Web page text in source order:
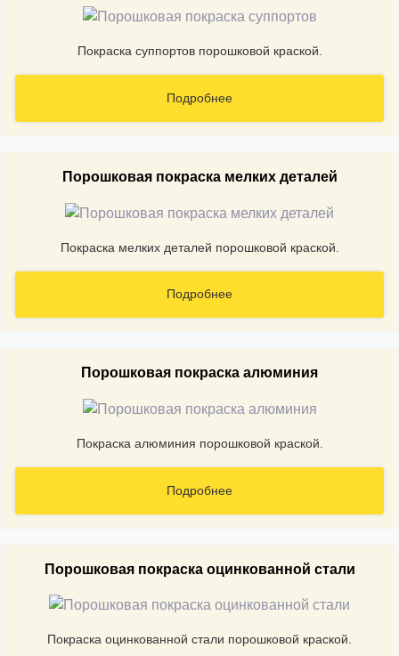
Покраска суппортов порошковой краской.
Подробнее
Порошковая покраска мелких деталей
Покраска мелких деталей порошковой краской.
Подробнее
Порошковая покраска алюминия
Покраска алюминия порошковой краской.
Подробнее
Порошковая покраска оцинкованной стали
Покраска оцинкованной стали порошковой краской.